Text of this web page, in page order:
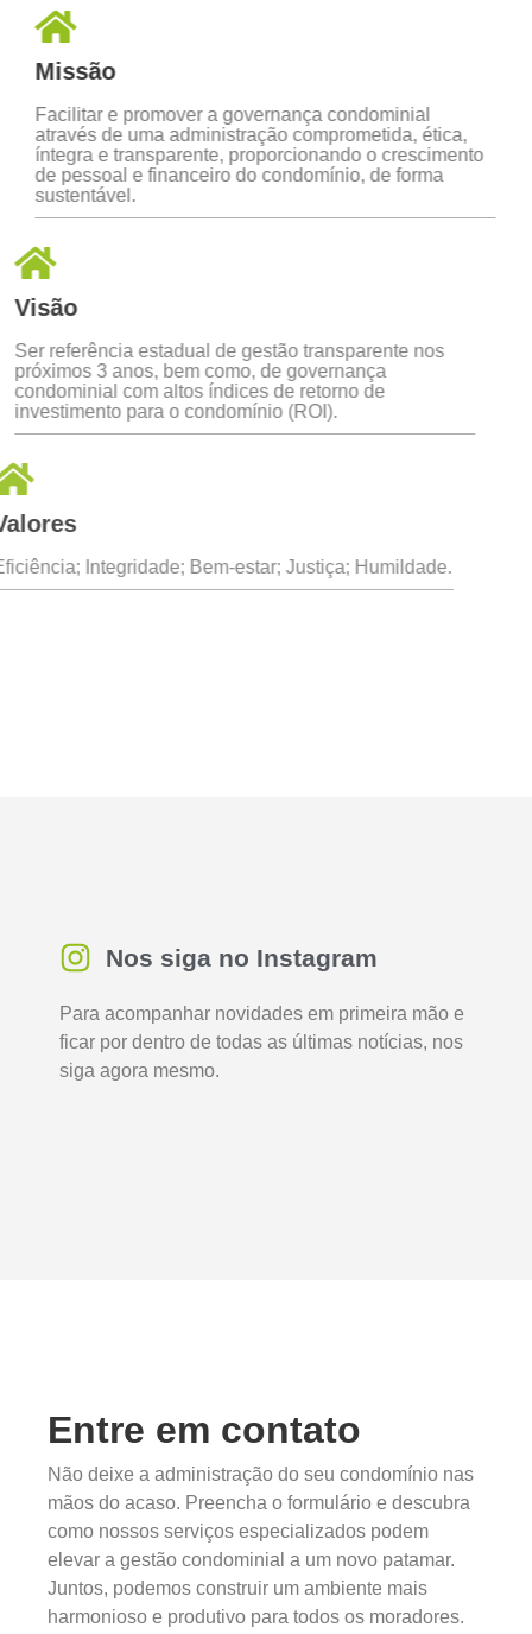
Missão
Facilitar e promover a governança condominial
através de uma administração comprometida, ética,
íntegra e transparente, proporcionando o crescimento
de pessoal e financeiro do condomínio, de forma
sustentável.
Visão
Ser referência estadual de gestão transparente nos
próximos 3 anos, bem como, de governança
condominial com altos índices de retorno de
investimento para o condomínio (ROI).
Valores
Eficiência; Integridade; Bem-estar; Justiça; Humildade.
Nos siga no Instagram
Para acompanhar novidades em primeira mão e
ficar por dentro de todas as últimas notícias, nos
siga agora mesmo.
Entre em contato
Não deixe a administração do seu condomínio nas
mãos do acaso. Preencha o formulário e descubra
como nossos serviços especializados podem
elevar a gestão condominial a um novo patamar.
Juntos, podemos construir um ambiente mais
harmonioso e produtivo para todos os moradores.